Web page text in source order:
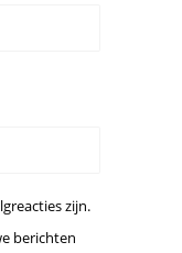
zijn.
berichten